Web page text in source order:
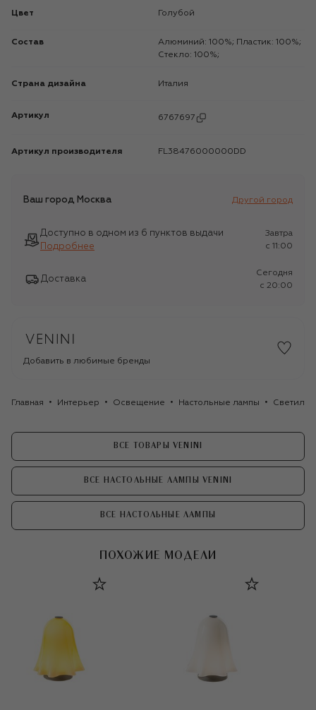
Цвет Голубой
Состав
Алюминий: 100%; Пластик: 100%;
Стекло: 100%;
Страна дизайна Италия
Артикул 6767697
Артикул производителя FL38476000000DD
Ваш город Москва Другой город
Доступно в одном из 6 пунктов выдачи
Подробнее
Завтра
c 11:00
Доставка
Сегодня
c 20:00
Добавить в любимые бренды
Главная Интерьер Освещение Настольные лампы
ВСЕ ТОВАРЫ VENINI
ВСЕ НАСТОЛЬНЫЕ ЛАМПЫ VENINI
ВСЕ НАСТОЛЬНЫЕ ЛАМПЫ
ПОХОЖИЕ МОДЕЛИ